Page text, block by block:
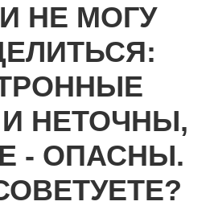
НЕ МОГУ
НЕТОЧНЫ,
- ОПАСНЫ.